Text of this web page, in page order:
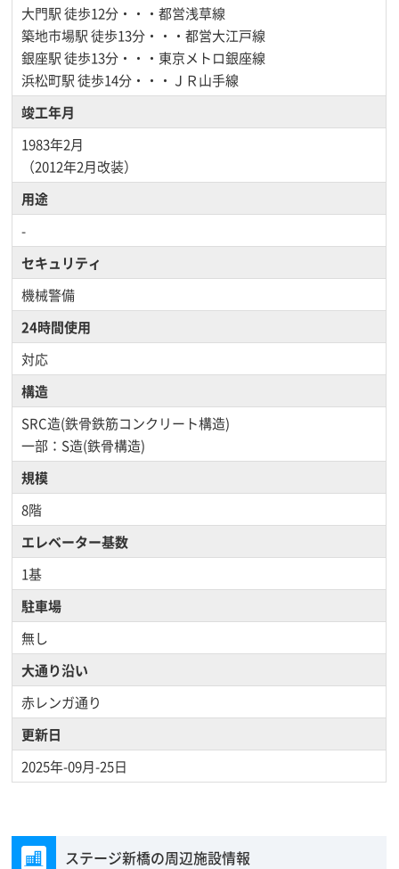
大門駅徒歩12分・・・都営浅草線
築地市場駅徒歩13分・・・都営大江戸線
銀座駅徒歩13分・・・東京メトロ銀座線
浜松町駅徒歩14分・・・ＪＲ山手線
竣工年月
1983年2月
（2012年2月改装）
用途
-
セキュリティ
機械警備
24時間使用
対応
構造
SRC造(鉄骨鉄筋コンクリート構造)
一部：S造(鉄骨構造)
規模
8階
エレベーター基数
1基
駐車場
無し
大通り沿い
赤レンガ通り
更新日
2025年-09月-25日
ステージ新橋の周辺施設情報